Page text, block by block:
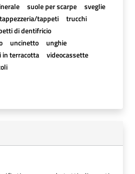
suole per scarpe
sveglie
tappezzeria/tappeti
trucchi
di dentifricio
uncinetto
unghie
in terracotta
videocassette